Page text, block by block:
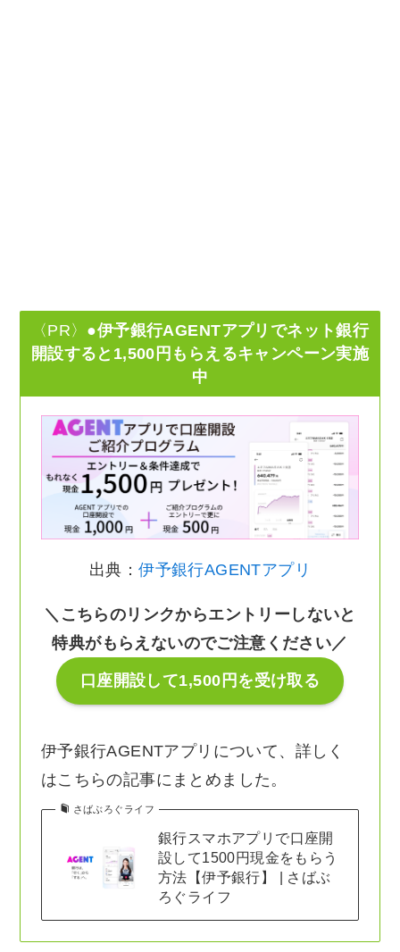
〈PR〉 ●伊予銀行AGENTアプリでネット銀行
開設すると1,500円もらえるキャンペーン実施
中
出典：伊予銀行AGENTアプリ
＼こちらのリンクからエントリーしないと
特典がもらえないのでご注意ください／
口座開設して1,500円を受け取る
伊予銀行AGENTアプリについて、詳しく
はこちらの記事にまとめました。
さばぶろぐライフ
銀行スマホアプリで口座開
設して1500円現金をもらう
方法【伊予銀行】 | さばぶ
ろぐライフ